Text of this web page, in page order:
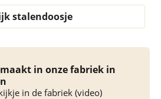
stalendoosje
in onze fabriek in
in de fabriek (video)